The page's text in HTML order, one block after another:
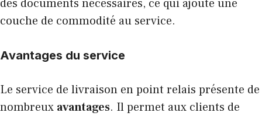
des documents nécessaires, ce qui ajoute une
couche de commodité au service.
Avantages du service
Le service de livraison en point relais présente de
nombreux avantages. Il permet aux clients de